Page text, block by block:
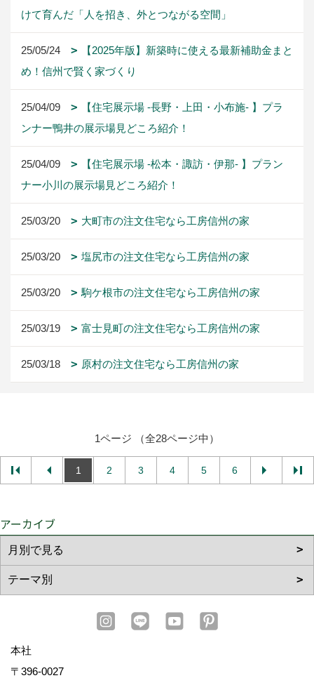
けて育んだ「人を招き、外とつながる空間」
25/05/24
【2025年版】新築時に使える最新補助金まと
め！信州で賢く家づくり
25/04/09
【住宅展示場 -長野・上田・小布施- 】プラ
ンナー鴨井の展示場見どころ紹介！
25/04/09
【住宅展示場 -松本・諏訪・伊那- 】プラン
ナー小川の展示場見どころ紹介！
25/03/20 大町市の注文住宅なら工房信州の家
25/03/20 塩尻市の注文住宅なら工房信州の家
25/03/20 駒ケ根市の注文住宅なら工房信州の家
25/03/19 富士見町の注文住宅なら工房信州の家
25/03/18 原村の注文住宅なら工房信州の家
1ページ （全28ページ中）
1 2 3 4 5 6
アーカイブ
本社
〒396-0027